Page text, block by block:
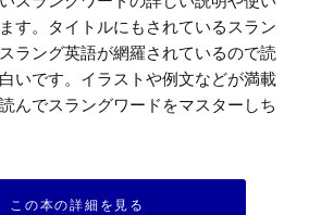
す。タイトルにもされているスラン
ラング英語が網羅されているので読
いです。イラストや例文などが満載
んでスラングワードをマスターしち
この本の詳細を見る